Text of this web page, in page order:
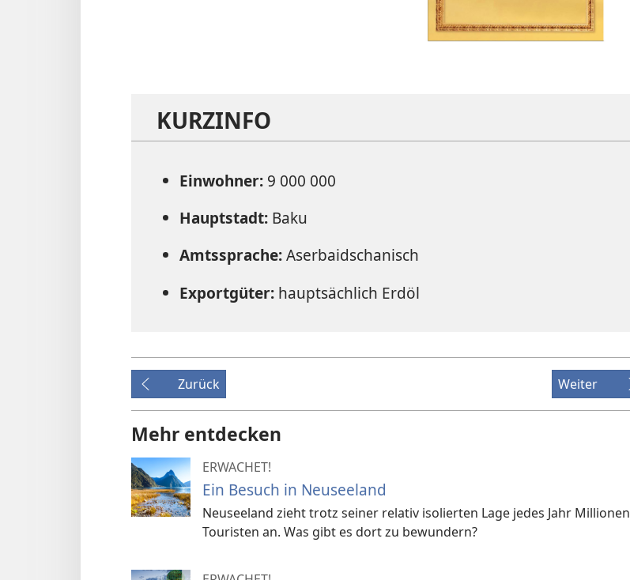
KURZINFO
Einwohner: 9 000 000
Hauptstadt: Baku
Amtssprache:Aserbaidschanisch
Exportgüter: hauptsächlich Erdöl
Zurück Weiter
Mehr entdecken
ERWACHET!
Ein Besuch in Neuseeland
Neuseeland zieht trotz seiner relativ isolierten Lage jedes Jahr Millionen
Touristen an. Was gibt es dort zu bewundern?